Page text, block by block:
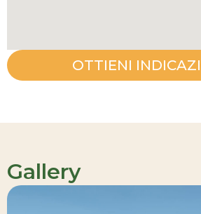
OTTIENI
Gallery